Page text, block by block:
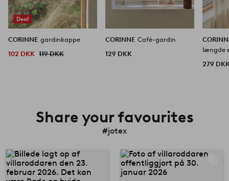
Deal
CORINNE gardinkappe
102 DKK 119 DKK
CORINNE Café-gardin
129 DKK
længde
279
Share your favourites
#jotex